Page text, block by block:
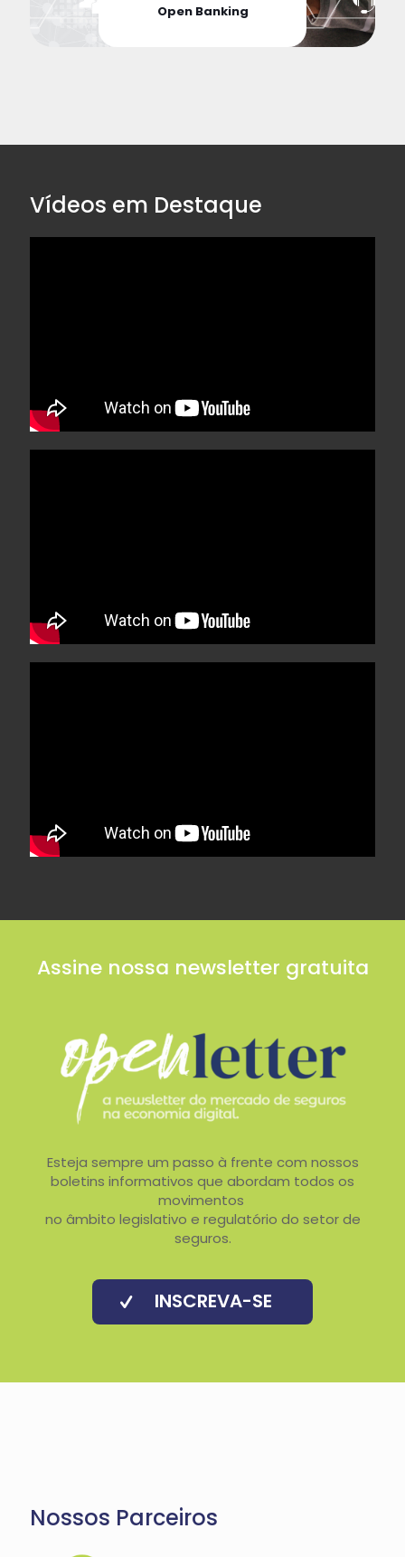
Open Banking
Vídeos em Destaque
Assine nossa newsletter gratuita
Esteja sempre um passo à frente com nossos
boletins informativos que abordam todos os
movimentos
no âmbito legislativo e regulatório do setor de
seguros.
INSCREVA-SE
Nossos Parceiros